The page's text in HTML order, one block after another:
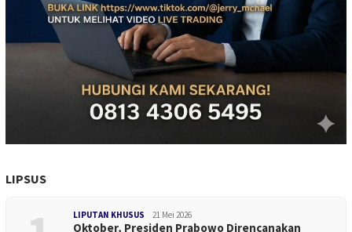
LIPSUS
LIPUTAN KHUSUS 21 Mei 2026
Oktober, Presiden Prabowo Direncanakan